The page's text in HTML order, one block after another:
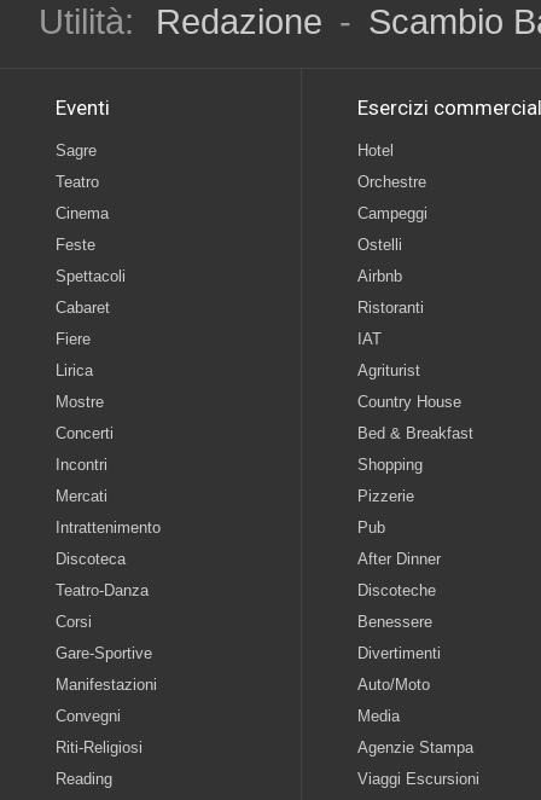
Utilità:
Redazione - Scambio
Eventi
Sagre
Teatro
Cinema
Feste
Spettacoli
Cabaret
Fiere
Lirica
Mostre
Concerti
Incontri
Mercati
Intrattenimento
Discoteca
Teatro-Danza
Corsi
Gare-Sportive
Manifestazioni
Convegni
Riti-Religiosi
Reading
Esercizi
Hotel
Orchestre
Campeggi
Ostelli
Airbnb
Ristoranti
IAT
Agriturist
Country House
Bed & Breakfast
Shopping
Pizzerie
Pub
After Dinner
Discoteche
Benessere
Divertimenti
Auto/Moto
Media
Agenzie Stampa
Viaggi Escursioni